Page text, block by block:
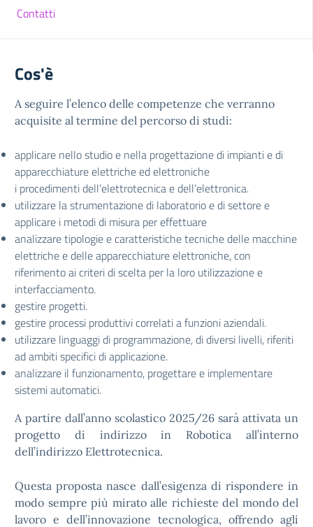
Contatti
Cos'è
A seguire l’elenco delle competenze che verranno
acquisite al termine del percorso di studi:
applicare nello studio e nella progettazione di impianti e di
apparecchiature elettriche ed elettroniche
i procedimenti dell’elettrotecnica e dell’elettronica.
utilizzare la strumentazione di laboratorio e di settore e
applicare i metodi di misura per effettuare
analizzare tipologie e caratteristiche tecniche delle macchine
elettriche e delle apparecchiature elettroniche, con
riferimento ai criteri di scelta per la loro utilizzazione e
interfacciamento.
gestire progetti.
gestire processi produttivi correlati a funzioni aziendali.
utilizzare linguaggi di programmazione, di diversi livelli, riferiti
ad ambiti specifici di applicazione.
analizzare il funzionamento, progettare e implementare
sistemi automatici.
A partire dall’anno scolastico 2025/26 sarà attivata un
progetto di indirizzo in Robotica all’interno
dell’indirizzo Elettrotecnica.
Questa proposta nasce dall’esigenza di rispondere in
modo sempre più mirato alle richieste del mondo del
lavoro e dell’innovazione tecnologica, offrendo agli